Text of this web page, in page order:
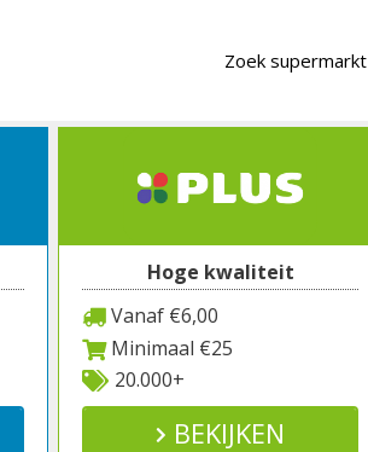
Zoek supermarkt
Hoge kwaliteit
Vanaf €6,00
Minimaal €25
20.000+
BEKIJKEN